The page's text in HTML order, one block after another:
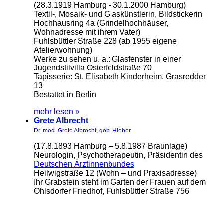
(28.3.1919 Hamburg - 30.1.2000 Hamburg)
Textil-, Mosaik- und Glaskünstlerin, Bildstickerin
Hochhausring 4a (Grindelhochhäuser,
Wohnadresse mit ihrem Vater)
Fuhlsbüttler Straße 228 (ab 1955 eigene
Atelierwohnung)
Werke zu sehen u. a.: Glasfenster in einer
Jugendstilvilla Osterfeldstraße 70
Tapisserie: St. Elisabeth Kinderheim, Grasredder
13
Bestattet in Berlin
mehr lesen »
Grete Albrecht
Dr. med. Grete Albrecht, geb. Hieber
(17.8.1893 Hamburg – 5.8.1987 Braunlage)
Neurologin, Psychotherapeutin, Präsidentin des
Deutschen Ärztinnenbundes
Heilwigstraße 12 (Wohn – und Praxisadresse)
Ihr Grabstein steht im Garten der Frauen auf dem
Ohlsdorfer Friedhof, Fuhlsbüttler Straße 756